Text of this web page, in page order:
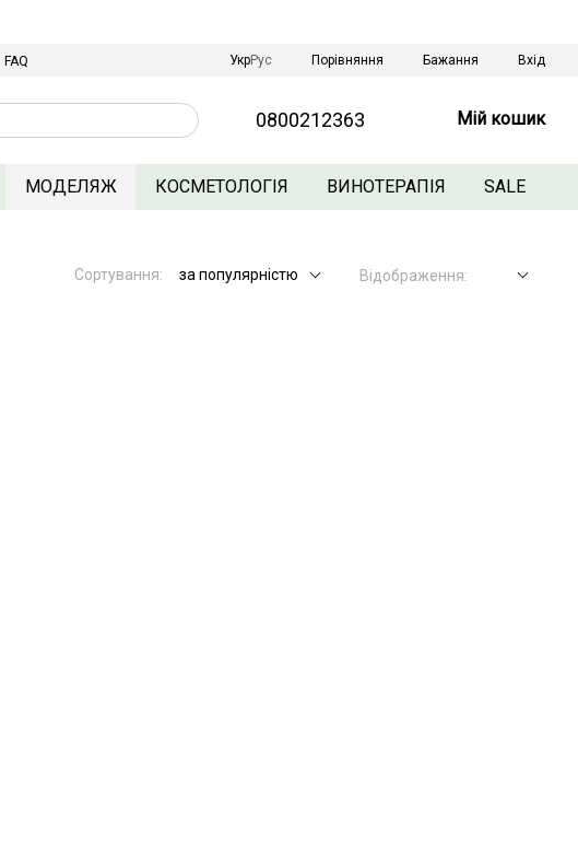
FAQ
УкрРус Порівняння Бажання Вхід
0800212363 Мій кошик
МОДЕЛЯЖ КОСМЕТОЛОГІЯ ВИНОТЕРАПІЯ SALE
Сортування: за популярністю Відображення: